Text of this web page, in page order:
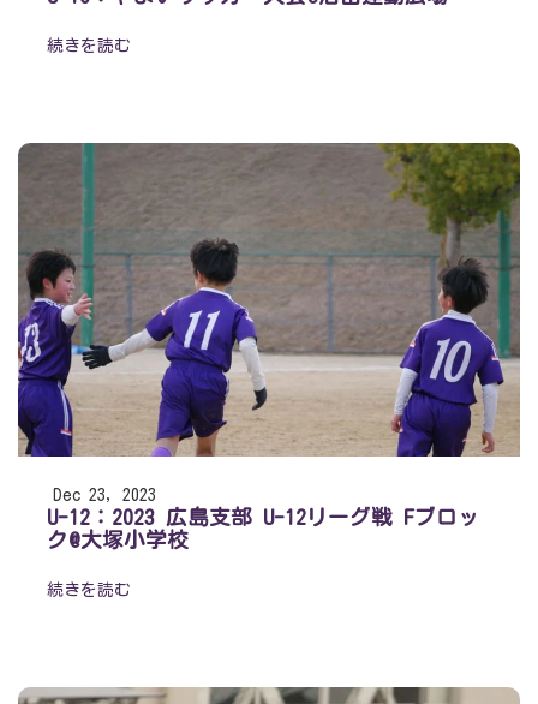
続きを読む
Dec 23, 2023
U-12：2023 広島支部 U-12リーグ戦 Fブロッ
ク@大塚小学校
続きを読む